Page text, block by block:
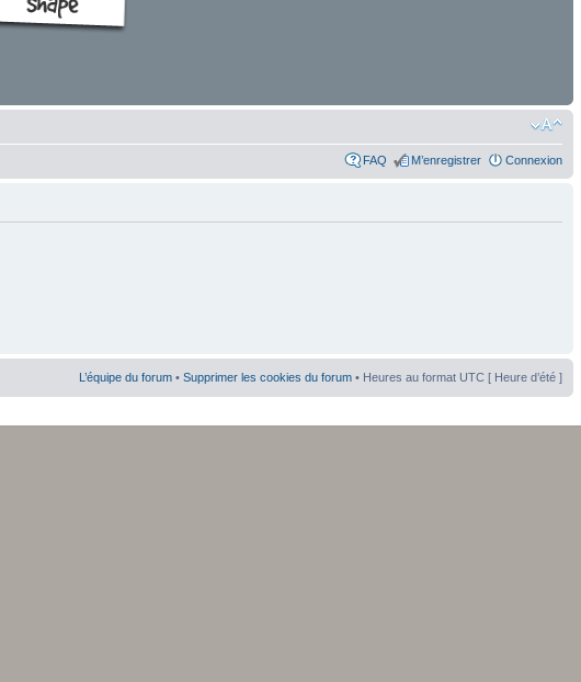
FAQ M’enregistrer Connexion
L’équipe du forum • Supprimer les cookies du forum • Heures au format UTC [ Heure d’été ]